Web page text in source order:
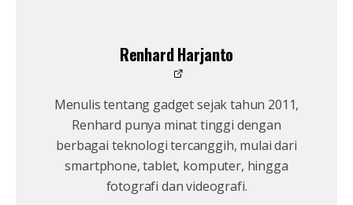
Renhard Harjanto
Menulis tentang gadget sejak tahun 2011,
Renhard punya minat tinggi dengan
berbagai teknologi tercanggih, mulai dari
smartphone, tablet, komputer, hingga
fotografi dan videografi.